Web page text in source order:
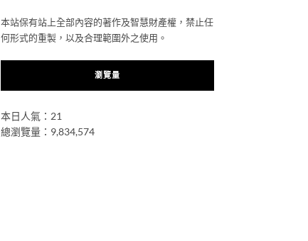
本站保有站上全部內容的著作及智慧財產權，禁止任
何形式的重製，以及合理範圍外之使用。
瀏覽量
本日人氣：21
總瀏覽量：9,834,574